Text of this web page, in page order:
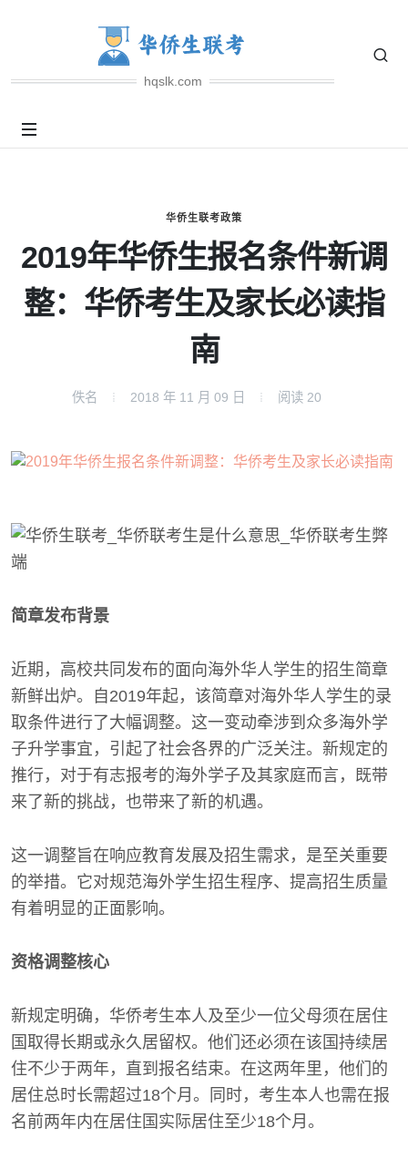
hqslk.com
华侨生联考政策
2019年华侨生报名条件新调
整：华侨考生及家长必读指
南
佚名 2018 年 11 月 09 日 阅读 20
简章发布背景
近期，高校共同发布的面向海外华人学生的招生简章
新鲜出炉。自2019年起，该简章对海外华人学生的录
取条件进行了大幅调整。这一变动牵涉到众多海外学
子升学事宜，引起了社会各界的广泛关注。新规定的
推行，对于有志报考的海外学子及其家庭而言，既带
来了新的挑战，也带来了新的机遇。
这一调整旨在响应教育发展及招生需求，是至关重要
的举措。它对规范海外学生招生程序、提高招生质量
有着明显的正面影响。
资格调整核心
新规定明确，华侨考生本人及至少一位父母须在居住
国取得长期或永久居留权。他们还必须在该国持续居
住不少于两年，直到报名结束。在这两年里，他们的
居住总时长需超过18个月。同时，考生本人也需在报
名前两年内在居住国实际居住至少18个月。